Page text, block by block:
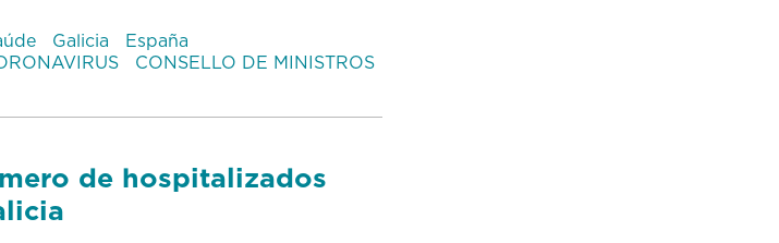
Galicia
España
CONSELLO DE MINISTROS
de hospitalizados